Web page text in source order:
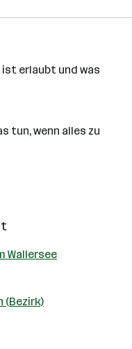
ist erlaubt und was
tun, wenn alles zu
Wallersee
(Bezirk)